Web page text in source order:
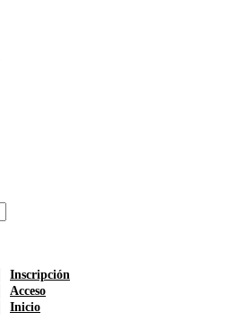
Inscripción
Acceso
Inicio